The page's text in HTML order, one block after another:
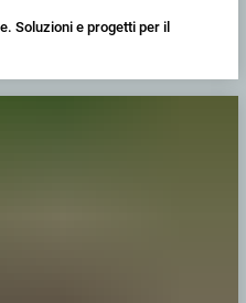
Soluzioni e progetti per il